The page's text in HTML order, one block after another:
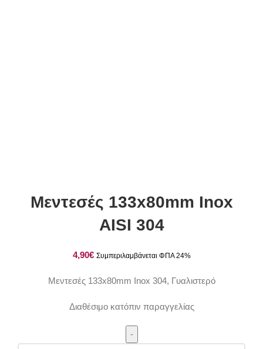
Μεντεσές 133x80mm Inox
AISI 304
€
Μεντεσές 133x80mm Inox 304, Γυαλιστερό
Διαθέσιμο κατόπιν παραγγελίας